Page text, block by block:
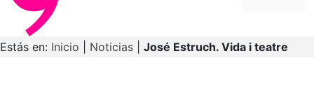
Estás en: Inicio Noticias José Estruch. Vida i teatre